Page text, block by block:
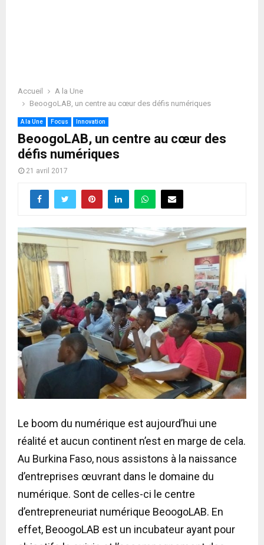
Accueil
A la Une
BeoogoLAB, un centre au cœur des défis numériques
A la Une Focus Innovation
BeoogoLAB, un centre au cœur des
défis numériques
21 avril 2017
Le boom du numérique est aujourd’hui une
réalité et aucun continent n’est en marge de cela.
Au Burkina Faso, nous assistons à la naissance
d’entreprises œuvrant dans le domaine du
numérique. Sont de celles-ci le centre
d’entrepreneuriat numérique BeoogoLAB. En
effet, BeoogoLAB est un incubateur ayant pour